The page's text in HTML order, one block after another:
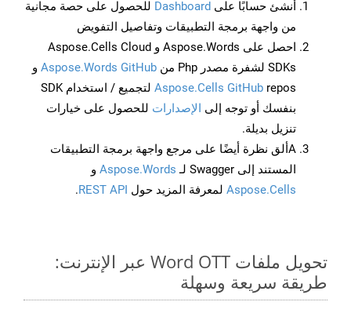
أنشئ حسابًا على Dashboard للحصول على حصة مجانية
من واجهة برمجة التطبيقات وتفاصيل التفويض
احصل على Aspose.Words و Aspose.Cells Cloud
SDKs لشفرة مصدر Php من
Aspose.Words GitHub و
Aspose.Cells GitHub
repos لتجميع / استخدام SDK
بنفسك أو توجه إلى الإصدارات للحصول على خيارات
تنزيل بديلة.
Aألق نظرة أيضًا على مرجع واجهة برمجة التطبيقات
المستند إلى Swagger لـ
Aspose.Words و
Aspose.Cells لمعرفة المزيد حول REST API
.
تحويل ملفات Word OTT عبر الإنترنت:
طريقة سريعة وسهلة